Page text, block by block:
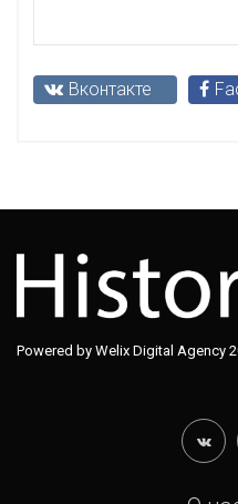
Вконтакте
Powered by Welix Digital Agency